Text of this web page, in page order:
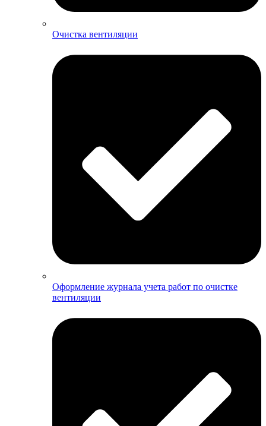
Очистка вентиляции
Оформление журнала учета работ по очистке
вентиляции